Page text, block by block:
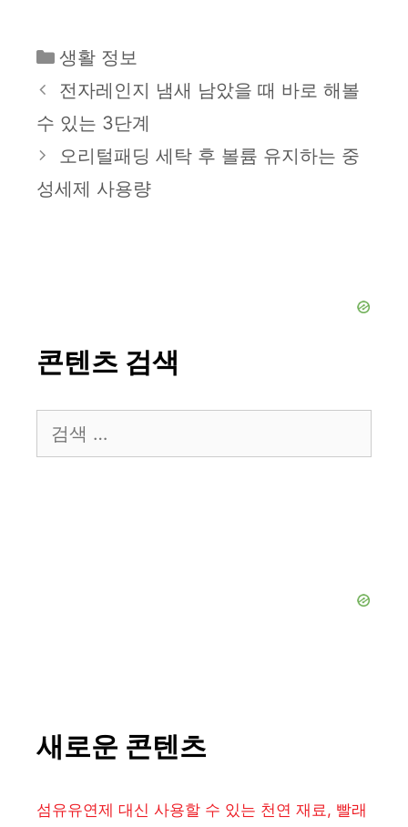
카
테
리
생활 정보
전자레인지 냄새 남았을 때 바로 해볼
수 있는 3단계
오리털패딩 세탁 후 볼륨 유지하는 중
성세제 사용량
콘텐츠 검색
색:
새로운 콘텐츠
섬유유연제 대신 사용할 수 있는 천연 재료, 빨래